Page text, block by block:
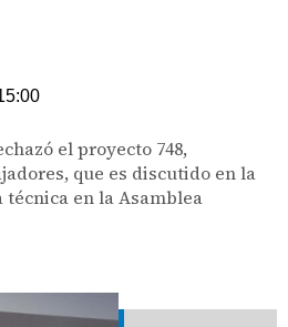
el proyecto 748,
que es discutido en la
en la Asamblea